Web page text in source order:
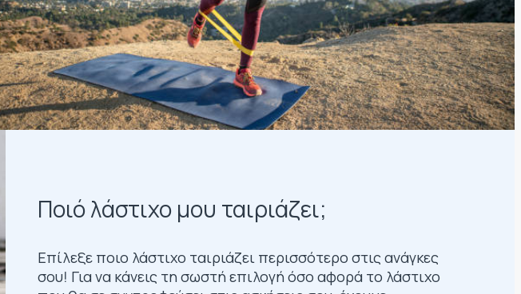
Ποιό λάστιχο μου ταιριάζει;
Επίλεξε ποιο λάστιχο ταιριάζει περισσότερο στις ανάγκες
σου! Για να κάνεις τη σωστή επιλογή όσο αφορά το λάστιχο